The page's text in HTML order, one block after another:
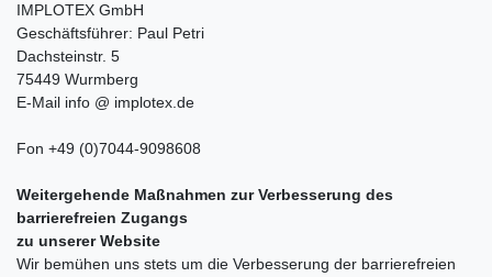
IMPLOTEX GmbH
Geschäftsführer: Paul Petri
Dachsteinstr. 5
75449 Wurmberg
E-Mail info @ implotex.de
Fon +49 (0)7044-9098608
Weitergehende Maßnahmen zur Verbesserung des
barrierefreien Zugangs
zu unserer Website
Wir bemühen uns stets um die Verbesserung der barrierefreien